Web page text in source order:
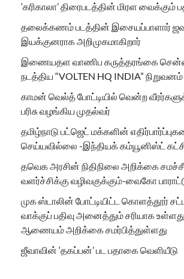
‘கரிகாலா’ திரைபடத்தின் மிரள வைக்கும்
தலைக்கணம் படத்தின் இசையப்பாளார்
இயக்குனராக அறிமுகமாகிறார்
இணையதள வாணிப கருத்தரங்கை
நடத்திய “VOLTEN HQ INDIA” நிறுவனம்
காமன் வெல்த் போட்டியில் வென்ற
பரிசு வழங்கிய முதல்வர்
தமிழ்நாடு பட்ஜெட் மக்களின்
செய்யவில்லை -இந்தியக் கம்யூனிஸ்ட்
தவெக அரசின் நிதிநிலை அறிக்கை
வளர்ச்சிக்கு வழிவகுக்கும்-வைகோ
முக ஸ்டாலின் போட்டியிட்ட கொளத்தூர்
வாக்குப் பதிவு அனைத்தும் சரியாக
ஆணையம் அறிக்கை சமர்பித்துள்ளது
ஜீவாவின் ‘தகப்பன்’ பட பதாகை வெளியீடு